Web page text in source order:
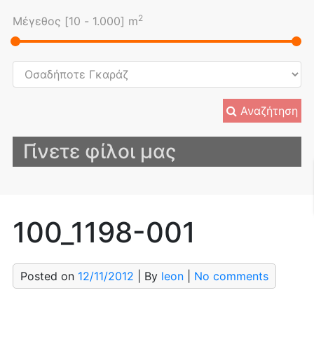
Μέγεθος [10 - 1.000] m2
Αναζήτηση
Γίνετε φίλοι μας
100_1198-001
Posted on 12/11/2012 | By leon| No comments